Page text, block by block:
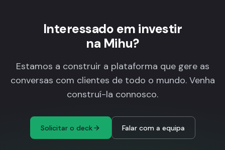
Interessado em investir
na Mihu?
Estamos a construir a plataforma que gere as
conversas com clientes de todo o mundo. Venha
construí-la connosco.
Solicitar o deck Falar com a equipa